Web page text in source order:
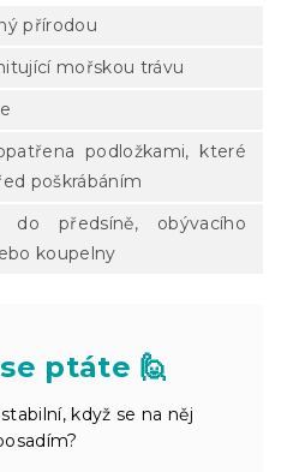
přírodou
mořskou trávu
podložkami, které
poškrábáním
do předsíně, obývacího
koupelny
ptáte 🙋
když se na něj